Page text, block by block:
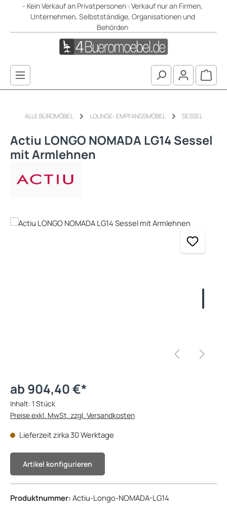
Zum Hauptinhalt springen
- Kein Verkauf an Privatpersonen : Verkauf nur an Firmen,
Unternehmen, Selbstständige, Organisationen und
Behörden
ALLE BÜROMÖBEL LOUNGE- EMPFANGSMÖBEL SESSEL
Actiu LONGO NOMADA LG14 Sessel
mit Armlehnen
Bildergalerie überspringen
ab 904,40 €*
Inhalt: 1 Stück
Preise exkl. MwSt. zzgl. Versandkosten
Lieferzeit zirka 30 Werktage
Artikel konfigurieren
Produktnummer: Actiu-Longo-NOMADA-LG14